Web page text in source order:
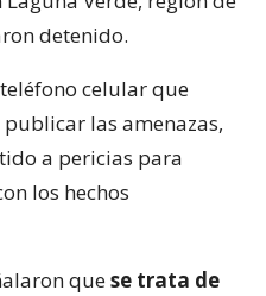
detenido.
celular que
las amenazas,
a pericias para
los hechos
quese trata de